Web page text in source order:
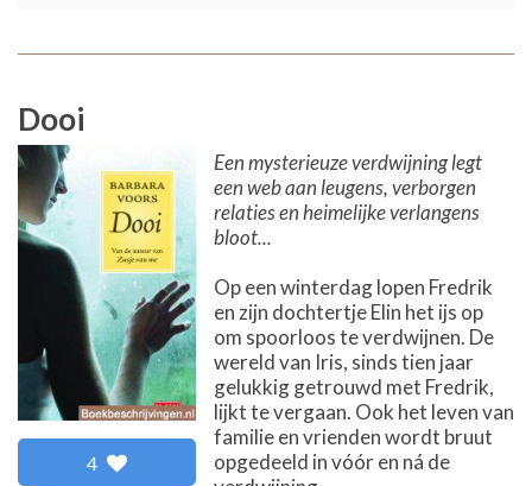
Dooi
4
Een mysterieuze verdwijning legt
een web aan leugens, verborgen
relaties en heimelijke verlangens
bloot...
Op een winterdag lopen Fredrik
en zijn dochtertje Elin het ijs op
om spoorloos te verdwijnen. De
wereld van Iris, sinds tien jaar
gelukkig getrouwd met Fredrik,
lijkt te vergaan. Ook het leven van
familie en vrienden wordt bruut
opgedeeld in vóór en ná de